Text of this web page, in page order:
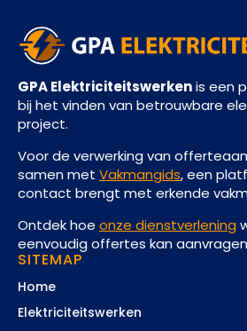
GPA Elektriciteitswerkenis een
bij het vinden van betrouwbare
project.
Voor de verwerking van
samen met Vakmangids, een
contact brengt met erkende
Ontdek hoe onze dienstverlening
eenvoudig offertes kan
SITEMAP
Home
Elektriciteitswerken